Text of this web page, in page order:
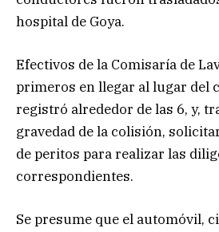
hospital de Goya.
Efectivos de la Comisaría de
primeros en llegar al lugar del
registró alrededor de las 6, y,
gravedad de la colisión,
de peritos para realizar las
correspondientes.
Se presume que el automóvil,